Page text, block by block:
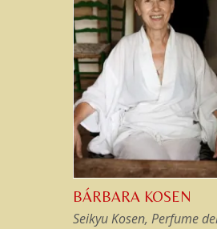
BÁRBARA KOSEN
Seikyu Kosen, Perfume